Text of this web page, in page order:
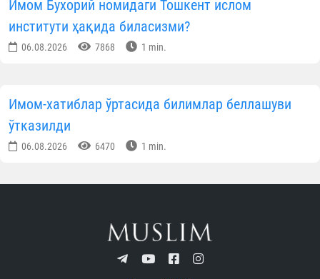
ОБУНА БЎЛИНГ